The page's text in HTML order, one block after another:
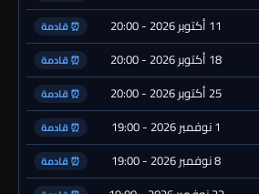
11 أكتوبر 2026 - 20:00 ⏰ قادمة
18 أكتوبر 2026 - 20:00 ⏰ قادمة
25 أكتوبر 2026 - 20:00 ⏰ قادمة
1 نوفمبر 2026 - 19:00 ⏰ قادمة
8 نوفمبر 2026 - 19:00 ⏰ قادمة